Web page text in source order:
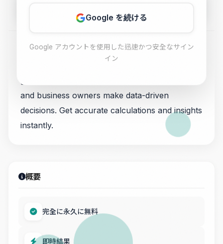
Google を続ける
Google アカウントを使用した迅速かつ安全なサイン
イン
Use our free First Page Keyword Counter for
and business owners make data-driven
decisions. Get accurate calculations and insights
instantly.
概要
完全に永久に無料
即時結果